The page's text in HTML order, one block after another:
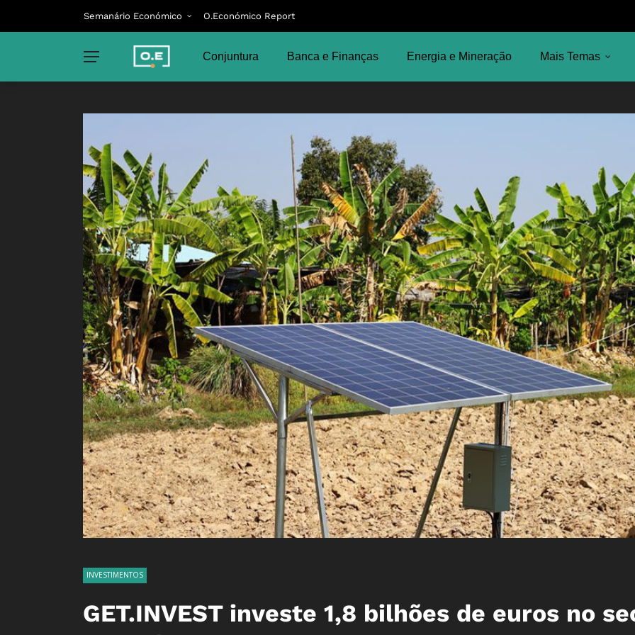
Semanário Económico O.Económico Report
Conjuntura Banca e Finanças Energia e Mineração Mais Temas
INVESTIMENTOS
GET.INVEST investe 1,8 bilhões de euros no